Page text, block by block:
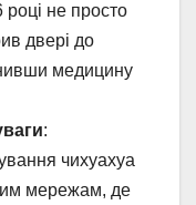
не просто
двері до
медицину
:
чихуахуа
мережам, де